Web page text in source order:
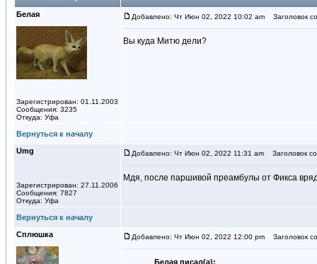
Белая
Зарегистрирован: 01.11.2003
Сообщения: 3235
Откуда: Уфа
Добавлено: Чт Июн 02, 2022 10:02 am Заголовок
Вы куда Митю дели?
Вернуться к началу
Umg
Зарегистрирован: 27.11.2006
Сообщения: 7827
Откуда: Уфа
Добавлено: Чт Июн 02, 2022 11:31 am Заголовок
Мдя, после паршивой преамбулы от Фикса
Вернуться к началу
Сплюшка
Добавлено: Чт Июн 02, 2022 12:00 pm Заголовок
Белая писал(а):